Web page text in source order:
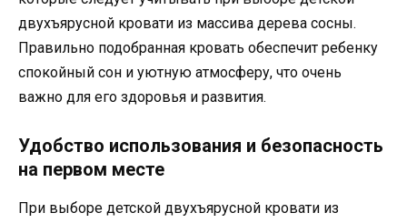
двухъярусной кровати из массива дерева сосны.
Правильно подобранная кровать обеспечит ребенку
спокойный сон и уютную атмосферу, что очень
важно для его здоровья и развития.
Удобство использования и безопасность
на первом месте
При выборе детской двухъярусной кровати из